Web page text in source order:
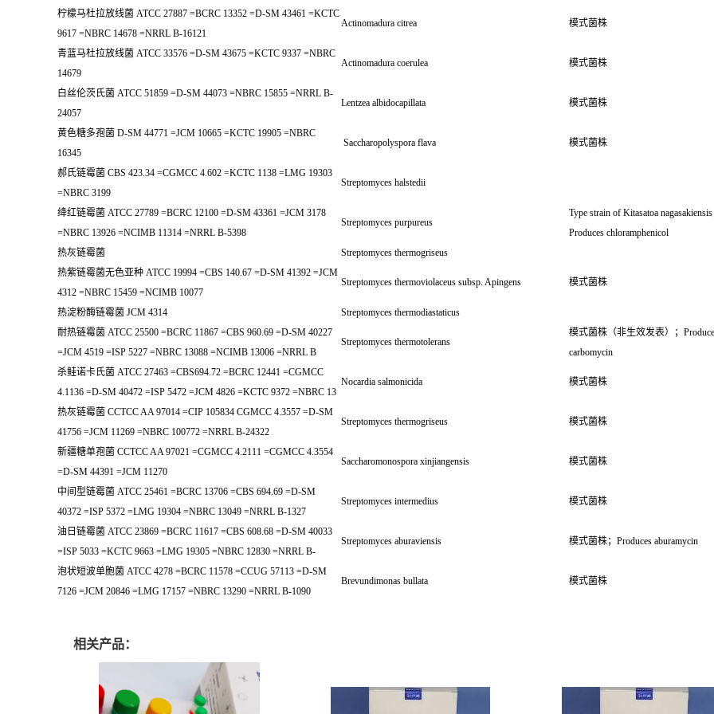
柠檬马杜拉放线菌 ATCC 27887 =BCRC 13352 =D-SM 43461 =KCTC
9617 =NBRC 14678 =NRRL B-16121
Actinomadura citrea 模式菌株
青蓝马杜拉放线菌 ATCC 33576 =D-SM 43675 =KCTC 9337 =NBRC
14679
Actinomadura coerulea 模式菌株
白丝伦茨氏菌 ATCC 51859 =D-SM 44073 =NBRC 15855 =NRRL B-
24057
Lentzea albidocapillata 模式菌株
黄色糖多孢菌 D-SM 44771 =JCM 10665 =KCTC 19905 =NBRC
16345
Saccharopolyspora flava 模式菌株
郝氏链霉菌 CBS 423.34 =CGMCC 4.602 =KCTC 1138 =LMG 19303
=NBRC 3199
Streptomyces halstedii
绛红链霉菌 ATCC 27789 =BCRC 12100 =D-SM 43361 =JCM 3178
=NBRC 13926 =NCIMB 11314 =NRRL B-5398
Streptomyces purpureus
Type strain of Kitasatoa nagasakiensis
Produces chloramphenicol
热灰链霉菌
Streptomyces thermogriseus
热紫链霉菌无色亚种 ATCC 19994 =CBS 140.67 =D-SM 41392 =JCM
4312 =NBRC 15459 =NCIMB 10077
Streptomyces thermoviolaceus subsp. Apingens 模式菌株
热淀粉酶链霉菌 JCM 4314
Streptomyces thermodiastaticus
耐热链霉菌 ATCC 25500 =BCRC 11867 =CBS 960.69 =D-SM 40227
=JCM 4519 =ISP 5227 =NBRC 13088 =NCIMB 13006 =NRRL B
Streptomyces thermotolerans
模式菌株（非生效发表）；
carbomycin
杀鲑诺卡氏菌 ATCC 27463 =CBS694.72 =BCRC 12441 =CGMCC
4.1136 =D-SM 40472 =ISP 5472 =JCM 4826 =KCTC 9372 =NBRC 13
Nocardia salmonicida 模式菌株
热灰链霉菌 CCTCC AA 97014 =CIP 105834 CGMCC 4.3557 =D-SM
41756 =JCM 11269 =NBRC 100772 =NRRL B-24322
Streptomyces thermogriseus 模式菌株
新疆糖单孢菌 CCTCC AA 97021 =CGMCC 4.2111 =CGMCC 4.3554
=D-SM 44391 =JCM 11270
Saccharomonospora xinjiangensis 模式菌株
中间型链霉菌 ATCC 25461 =BCRC 13706 =CBS 694.69 =D-SM
40372 =ISP 5372 =LMG 19304 =NBRC 13049 =NRRL B-1327
Streptomyces intermedius 模式菌株
油日链霉菌 ATCC 23869 =BCRC 11617 =CBS 608.68 =D-SM 40033
=ISP 5033 =KCTC 9663 =LMG 19305 =NBRC 12830 =NRRL B-
Streptomyces aburaviensis 模式菌株；Produces aburamycin
泡状短波单胞菌 ATCC 4278 =BCRC 11578 =CCUG 57113 =D-SM
7126 =JCM 20846 =LMG 17157 =NBRC 13290 =NRRL B-1090
Brevundimonas bullata 模式菌株
相关产品：